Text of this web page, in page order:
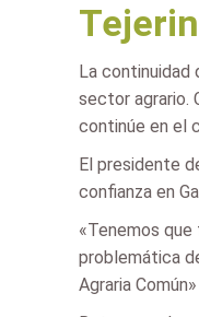
La continuidad
sector agrario.
continúe en el
El presidente
confianza en
«Tenemos
problemática
Agraria